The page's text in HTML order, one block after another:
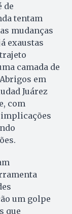
de
tentam
mudanças
exaustas
camada de
em
Juárez
com
um golpe
que